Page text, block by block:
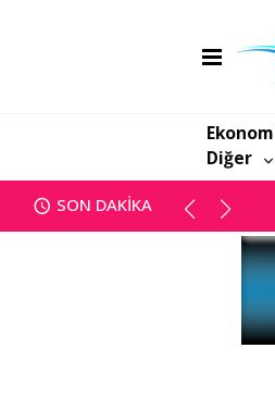
Diğer
SON DAKİKA